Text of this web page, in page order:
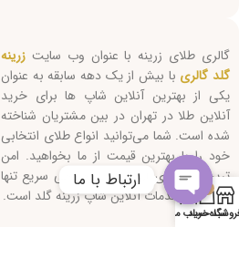
گالری طلای زرینه با عنوان وب سایت زرینه
گلد گالری با بیش از یک دهه سابقه به عنوان
یکی از بهترین آنلاین شاپ ها برای خرید
آنلاین طلا در تهران در بین مشتریان شناخته
شده است. شما می‌توانید انواع طلای انتخابی
خود را با بهترین قیمت از ما بخواهید. امن
ترین روش‌های ارسال و پاسخگویی سریع تنها
بخشی از خدمات آنلاین شاپ زرینه گلد است.
سبد خرید
حساب من
ارتباط با ما
Open